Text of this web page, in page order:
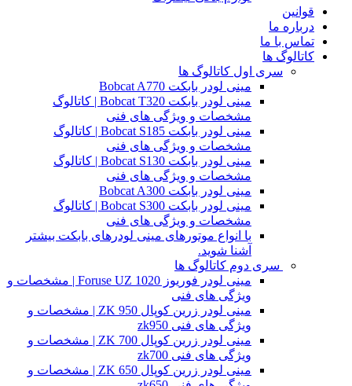
قوانین
درباره ما
تماس با ما
کاتالوگ ها
سری اول کاتالوگ ها
مینی لودر بابکت Bobcat A770
مینی لودر بابکت Bobcat T320 | کاتالوگ
مشخصات و ویژگی های فنی
مینی لودر بابکت Bobcat S185 | کاتالوگ
مشخصات و ویژگی های فنی
مینی لودر بابکت Bobcat S130 | کاتالوگ
مشخصات و ویژگی های فنی
مینی لودر بابکت Bobcat A300
مینی لودر بابکت Bobcat S300 | کاتالوگ
مشخصات و ویژگی های فنی
با انواع موتورهای مینی لودرهای بابکت بیشتر
آشنا شوید.
سری دوم کاتالوگ ها
مینی لودر فوریوز Foruse UZ 1020 | مشخصات و
ویژگی های فنی
مینی لودر زرین کوپال ZK 950 | مشخصات و
ویژگی های فنی zk950
مینی لودر زرین کوپال ZK 700 | مشخصات و
ویژگی های فنی zk700
مینی لودر زرین کوپال ZK 650 | مشخصات و